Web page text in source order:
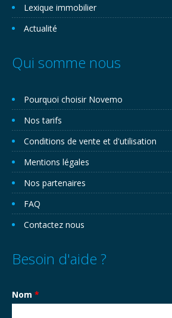
Lexique immobilier
Actualité
Qui somme nous
Pourquoi choisir Novemo
Nos tarifs
Conditions de vente et d'utilisation
Mentions légales
Nos partenaires
FAQ
Contactez nous
Besoin d'aide ?
Nom *